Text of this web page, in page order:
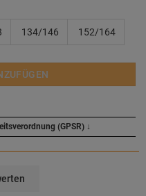
134/146 152/164
(GPSR) ↓